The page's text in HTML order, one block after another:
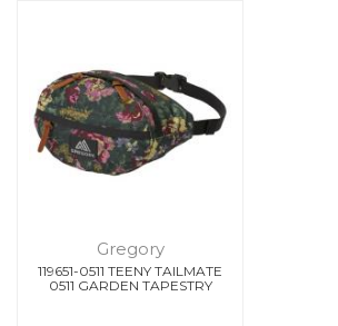
Gregory
119651-0511 TEENY TAILMATE
0511 GARDEN TAPESTRY